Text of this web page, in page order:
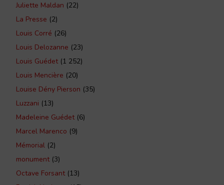
Juliette Maldan (22)
La Presse (2)
Louis Corré (26)
Louis Delozanne (23)
Louis Guédet(1 252)
Louis Mencière (20)
Louise Dény Pierson (35)
Luzzani (13)
Madeleine Guédet(6)
Marcel Marenco (9)
Mémorial (2)
monument(3)
Octave Forsant(13)